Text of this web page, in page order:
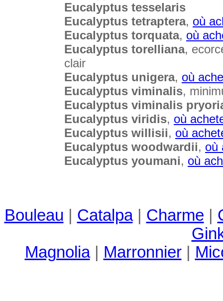
Eucalyptus tesselaris
Eucalyptus tetraptera, où
Eucalyptus torquata, où
Eucalyptus torelliana,
clair
Eucalyptus unigera, où
Eucalyptus viminalis,
Eucalyptus viminalis
Eucalyptus viridis, où
Eucalyptus willisii, où
Eucalyptus woodwardii, où
Eucalyptus youmani, où
Bouleau Catalpa| Charme
Magnolia| Marronnier|